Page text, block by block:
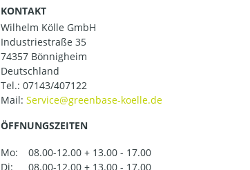
KONTAKT
Wilhelm Kölle GmbH
Industriestraße 35
74357 Bönnigheim
Deutschland
Tel.: 07143/407122
Mail:
ÖFFNUNGSZEITEN
Mo:
08.00-12.00 + 13.00 - 17.00
Di:
08.00-12.00 + 13.00 - 17.00